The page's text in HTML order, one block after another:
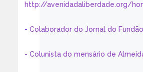
http://avenidadaliberdade.org/
- Colaborador do Jornal do
- Colunista do mensário de